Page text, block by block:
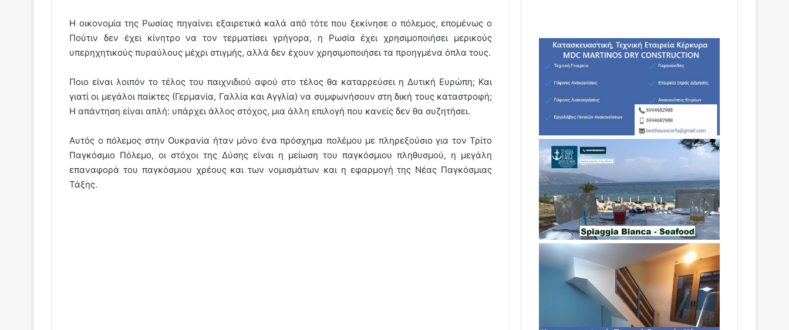
Η οικονομία της Ρωσίας πηγαίνει εξαιρετικά καλά από τότε που ξεκίνησε ο πόλεμος, επομένως ο
Πούτιν δεν έχει κίνητρο να τον τερματίσει γρήγορα, η Ρωσία έχει χρησιμοποιήσει μερικούς
υπερηχητικούς πυραύλους μέχρι στιγμής, αλλά δεν έχουν χρησιμοποιήσει τα προηγμένα όπλα τους.
Ποιο είναι λοιπόν το τέλος του παιχνιδιού αφού στο τέλος θα καταρρεύσει η Δυτική Ευρώπη; Και
γιατί οι μεγάλοι παίκτες (Γερμανία, Γαλλία και Αγγλία) να συμφωνήσουν στη δική τους καταστροφή;
Η απάντηση είναι απλή: υπάρχει άλλος στόχος, μια άλλη επιλογή που κανείς δεν θα συζητήσει.
Αυτός ο πόλεμος στην Ουκρανία ήταν μόνο ένα πρόσχημα πολέμου με πληρεξούσιο για τον Τρίτο
Παγκόσμιο Πόλεμο, οι στόχοι της Δύσης είναι η μείωση του παγκόσμιου πληθυσμού, η μεγάλη
επαναφορά του παγκόσμιου χρέους και των νομισμάτων και η εφαρμογή της Νέας Παγκόσμιας
Τάξης.